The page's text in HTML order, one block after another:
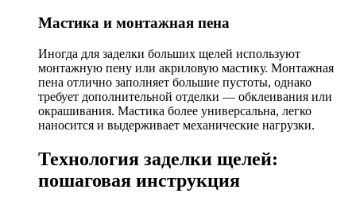
Мастика и монтажная пена
Иногда для заделки больших щелей используют
монтажную пену или акриловую мастику. Монтажная
пена отлично заполняет большие пустоты, однако
требует дополнительной отделки — обклеивания или
окрашивания. Мастика более универсальна, легко
наносится и выдерживает механические нагрузки.
Технология заделки щелей:
пошаговая инструкция